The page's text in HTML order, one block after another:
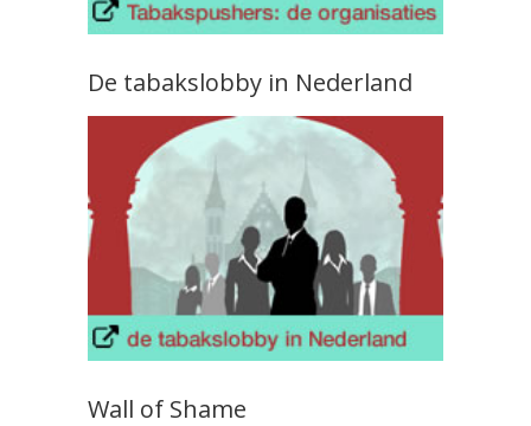
De tabakslobby in Nederland
Wall of Shame